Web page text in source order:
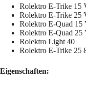
Rolektro E-Trike 15
Rolektro E-Trike 25
Rolektro E-Quad 15
Rolektro E-Quad 25
Rolektro Light 40
Rolektro E-Trike 25
Eigenschaften: